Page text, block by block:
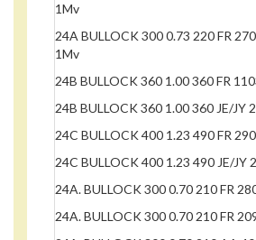
1Mv
24A BULLOCK 300 0.73 220 FR
1Mv
24B BULLOCK 360 1.00 360 FR
24B BULLOCK 360 1.00 360 JE/JY
24C BULLOCK 400 1.23 490 FR
24C BULLOCK 400 1.23 490 JE/JY
24A. BULLOCK 300 0.70 210 FR
24A. BULLOCK 300 0.70 210 FR